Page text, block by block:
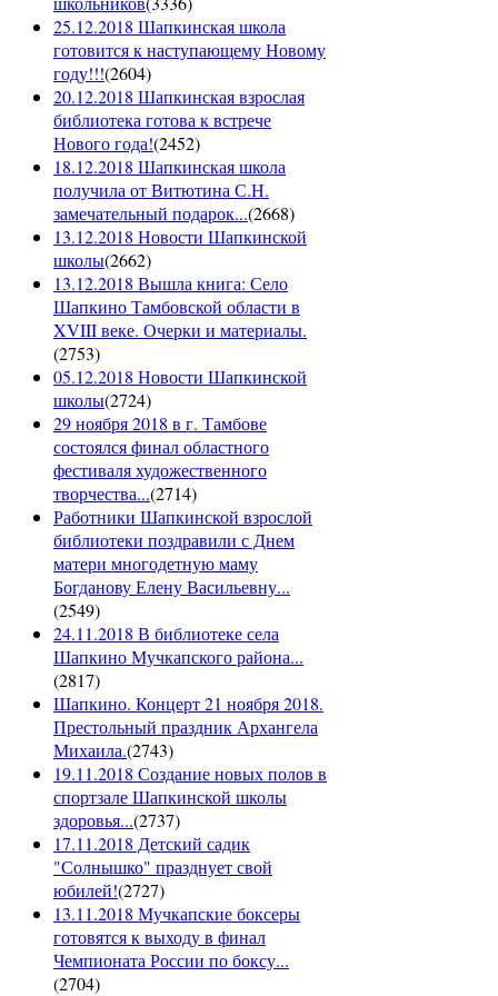
25.12.2018 Шапкинская школа
готовится к наступающему Новому
году!!!(2604)
20.12.2018 Шапкинская взрослая
библиотека готова к встрече
Нового года!(2452)
18.12.2018 Шапкинская школа
получила от Витютина С.Н.
замечательный подарок...(2668)
13.12.2018 Новости Шапкинской
школы(2662)
13.12.2018 Вышла книга: Село
Шапкино Тамбовской области в
XVIII веке. Очерки и материалы.
(2753)
05.12.2018 Новости Шапкинской
школы(2724)
29 ноября 2018 в г. Тамбове
состоялся финал областного
фестиваля художественного
творчества...(2714)
Работники Шапкинской взрослой
библиотеки поздравили с Днем
матери многодетную маму
Богданову Елену Васильевну...
(2549)
24.11.2018 В библиотеке села
Шапкино Мучкапского района...
(2817)
Шапкино. Концерт 21 ноября 2018.
Престольный праздник Архангела
Михаила.(2743)
19.11.2018 Создание новых полов в
спортзале Шапкинской школы
здоровья...(2737)
17.11.2018 Детский садик
"Солнышко" празднует свой
юбилей!(2727)
13.11.2018 Мучкапские боксеры
готовятся к выходу в финал
Чемпионата России по боксу...
(2704)